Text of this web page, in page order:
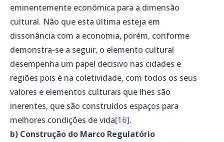
eminentemente econômica para a dimensão
cultural. Não que esta última esteja em
dissonância com a economia, porém, conforme
demonstra-se a seguir, o elemento cultural
desempenha um papel decisivo nas cidades e
regiões pois é na coletividade, com todos os seus
valores e elementos culturais que lhes são
inerentes, que são construídos espaços para
melhores condições de vida[16].
b) Construção do Marco Regulatório